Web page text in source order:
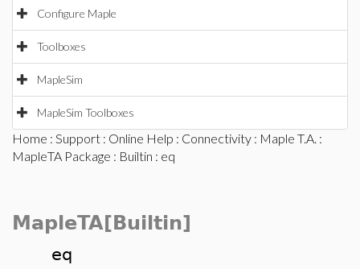
Configure Maple
Toolboxes
MapleSim
MapleSim Toolboxes
Home : Support : Online Help : Connectivity : Maple T.A. :
MapleTA Package : Builtin : eq
MapleTA[Builtin]
eq